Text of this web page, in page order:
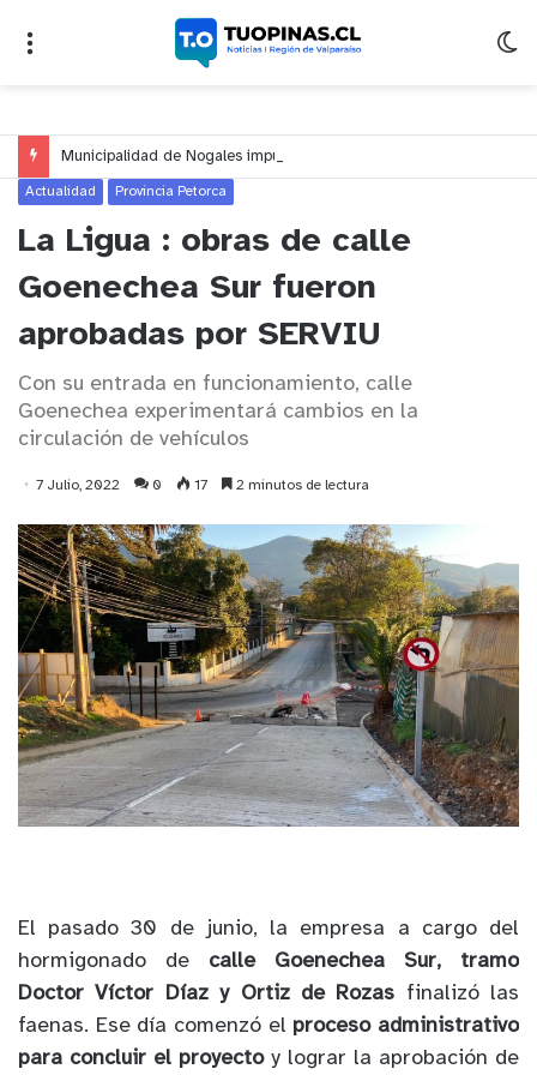
Actualidad Provincia Petorca
La Ligua : obras de calle
Goenechea Sur fueron
aprobadas por SERVIU
Con su entrada en funcionamiento, calle
Goenechea experimentará cambios en la
circulación de vehículos
7 Julio, 2022 0 17 2 minutos de lectura
El pasado 30 de junio, la empresa a cargo del
hormigonado de calle Goenechea Sur, tramo
Doctor Víctor Díaz y Ortiz de Rozas finalizó las
faenas. Ese día comenzó el proceso administrativo
para concluir el proyectoy lograr la aprobación de